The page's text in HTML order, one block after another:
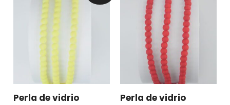
Perla de vidrio Perla de vidrio